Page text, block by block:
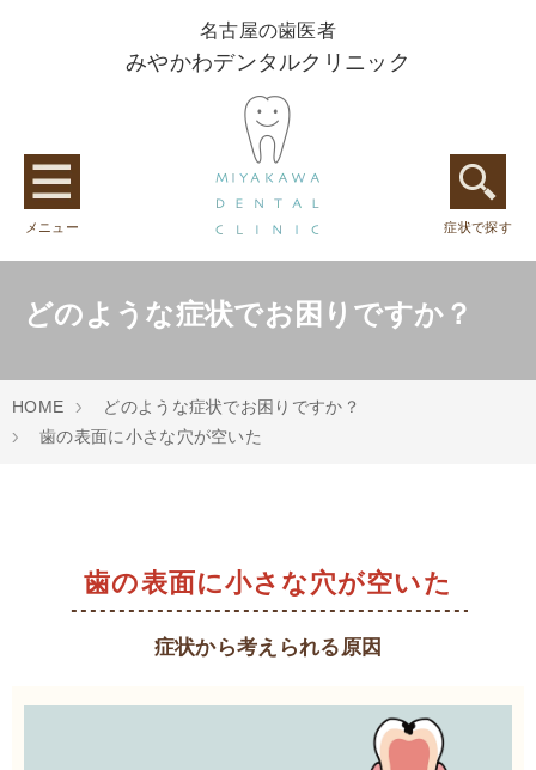
名古屋の歯医者
みやかわデンタルクリニック
メニュー 症状で探す
どのような症状でお困りですか？
HOME
どのような症状でお困りですか？
歯の表面に小さな穴が空いた
歯の表面に小さな穴が空いた
症状から考えられる原因